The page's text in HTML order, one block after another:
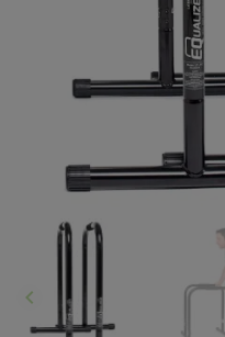
Precedente
keyboard_arrow_left